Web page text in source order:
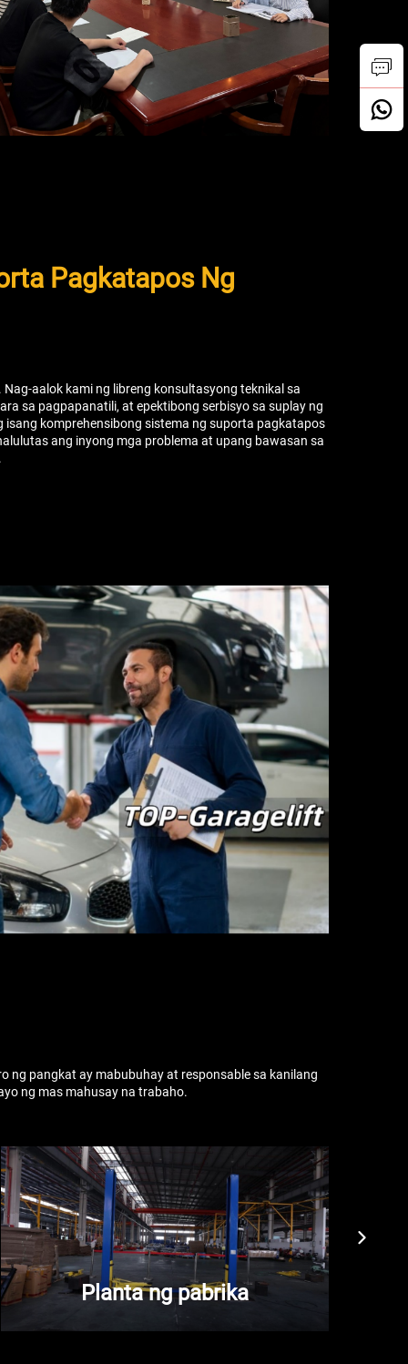
Pagkatapos Ng
aalok kami ng libreng konsultasyong teknikal sa
sa pagpapanatili, at epektibong serbisyo sa suplay ng
komprehensibong sistema ng suporta pagkatapos
ang inyong mga problema at upang bawasan sa
ng pangkat ay mabubuhay at responsable sa kanilang
ng mas mahusay na trabaho.
Planta ng pabrika